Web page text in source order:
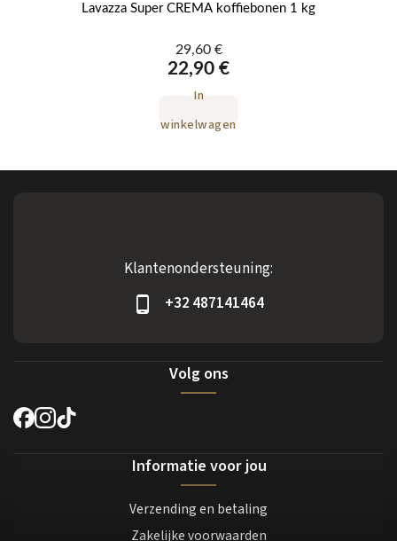
Lavazza Super CREMA koffiebonen 1 kg
29,60 €
22,90 €
In
winkelwagen
Klantenondersteuning:
+32 487141464
Volg ons
Informatie voor jou
Verzending en betaling
Zakelijke voorwaarden